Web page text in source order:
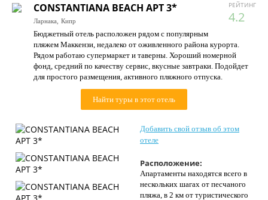
Цены дня
Страны
Как купить
РЕЙТИНГ
4.2
CONSTANTIANA BEACH APT 3*
Ларнака, Кипр
Бюджетный отель расположен рядом с популярным
пляжем Маккензи, недалеко от оживленного района курорта.
Рядом работаю супермаркет и таверны. Хороший номерной
фонд, средний по качеству сервис, вкусные завтраки. Подойдет
для простого размещения, активного пляжного отпуска.
Найти туры в этот отель
Добавить свой отзыв об этом
отеле
Расположение:
Апартаменты находятся всего в
нескольких шагах от песчаного
пляжа, в 2 км от туристического